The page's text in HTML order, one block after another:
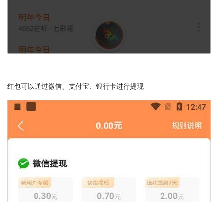
红包可以通过微信、支付宝、银行卡进行提现